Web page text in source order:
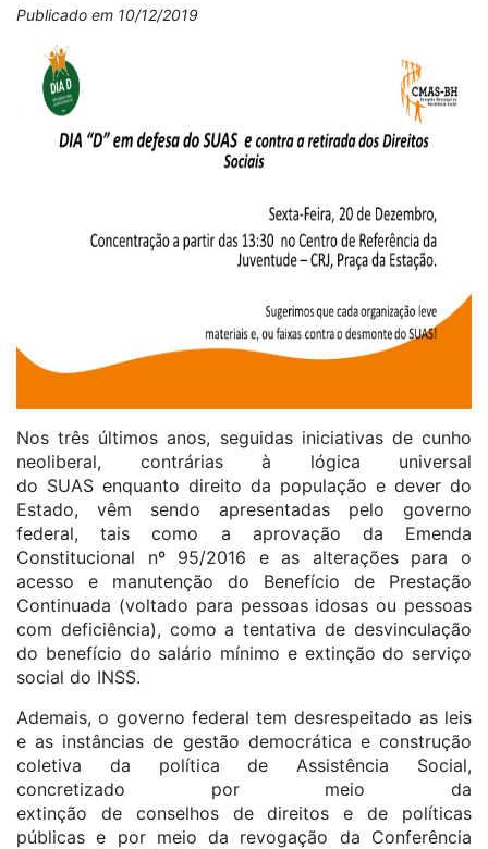
Publicado em 10/12/2019
Nos três últimos anos, seguidas iniciativas de cunho
neoliberal, contrárias à lógica universal
do SUAS enquanto direito da população e dever do
Estado, vêm sendo apresentadas pelo governo
federal, tais como a aprovação da Emenda
Constitucional nº 95/2016 e as alterações para o
acesso e manutenção do Benefício de Prestação
Continuada (voltado para pessoas idosas ou pessoas
com deficiência), como a tentativa de desvinculação
do benefício do salário mínimo e extinção do serviço
social do INSS.
Ademais, o governo federal tem desrespeitado as leis
e as instâncias de gestão democrática e construção
coletiva da política de Assistência Social,
concretizado por meio da
extinção de conselhos de direitos e de políticas
públicas e por meio da revogação da Conferência